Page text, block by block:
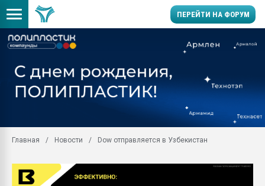
ПЕРЕЙТИ НА ФОРУМ
заводу пластмасс"
Помощь в подборе
Вакуум-формовочные
Главная Новости Dow отправляется в Узбекистан